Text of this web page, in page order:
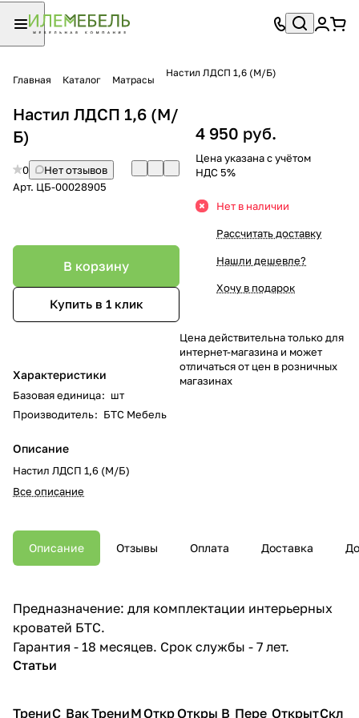
Главная Каталог Матрасы
Настил ЛДСП 1,6 (М/Б)
Настил ЛДСП 1,6 (М/
Б)
0
Нет отзывов
Арт. ЦБ-00028905
В корзину
Купить в 1 клик
Характеристики
Базовая единица: шт
Производитель: БТС Мебель
Описание
Настил ЛДСП 1,6 (М/Б)
Все описание
4 950 руб.
Цена указана с учётом
НДС 5%
Нет в наличии
Рассчитать доставку
Нашли дешевле?
Хочу в подарок
Цена действительна только для
интернет-магазина и может
отличаться от цен в розничных
магазинах
Описание Отзывы Оплата Доставка
Предназначение: для комплектации интерьерных
кроватей БТС.
Гарантия - 18 месяцев. Срок службы - 7 лет.
Статьи
ТрениС ВакТрениМОткрОткры В Пере ОткрытСкл